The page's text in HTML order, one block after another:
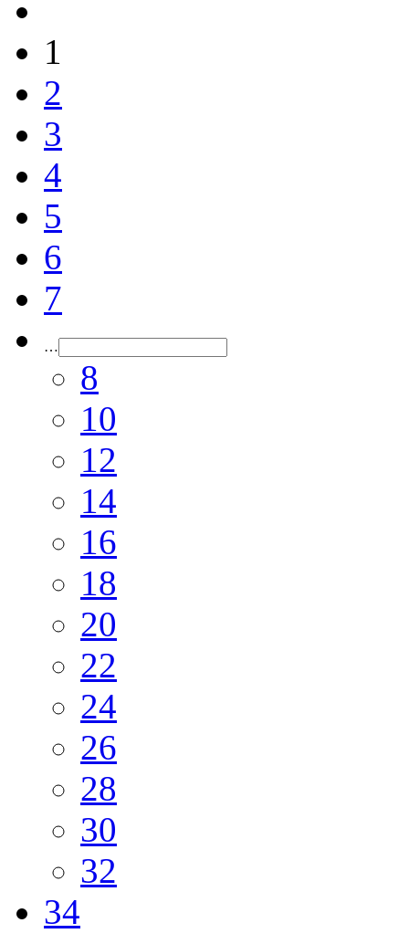
1
2
3
4
5
6
7
…
8
10
12
14
16
18
20
22
24
26
28
30
32
34